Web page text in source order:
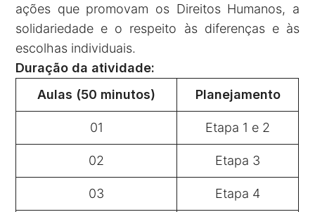
ações que promovam os Direitos Humanos, a
solidariedade e o respeito às diferenças e às
escolhas individuais.
Duração da atividade:
Aulas (50 minutos)
Planejamento
01 Etapa 1 e 2
02 Etapa 3
03 Etapa 4